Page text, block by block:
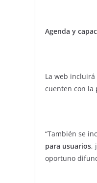
Agenda y
La web incluirá
cuenten con la
“También se
para usuarios,
oportuno